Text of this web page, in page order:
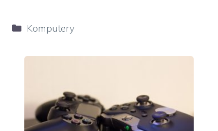
Kategorie
Komputery